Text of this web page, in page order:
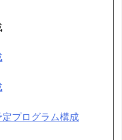
プログラム構成